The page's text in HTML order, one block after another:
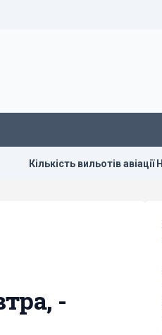
вильотів авіації НАТО
-